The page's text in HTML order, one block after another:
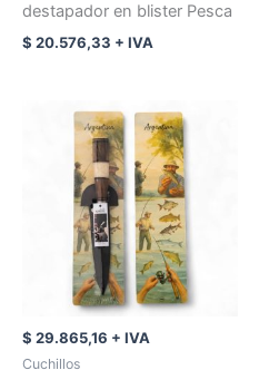
destapador en blister Pesca
$ 20.576,33 + IVA
$ 29.865,16 + IVA
Cuchillos